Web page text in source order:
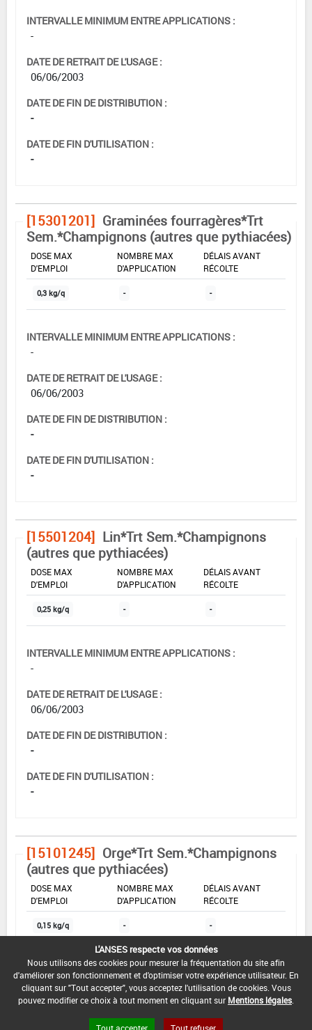
INTERVALLE MINIMUM ENTRE APPLICATIONS :
-
DATE DE RETRAIT DE L'USAGE :
06/06/2003
DATE DE FIN DE DISTRIBUTION :
-
DATE DE FIN D'UTILISATION :
-
[15301201] Graminées fourragères*Trt
Sem.*Champignons (autres que pythiacées)
DOSE MAX
D'EMPLOI
NOMBRE MAX
D'APPLICATION
DÉLAIS AVANT
RÉCOLTE
0,3 kg/q - -
INTERVALLE MINIMUM ENTRE APPLICATIONS :
-
DATE DE RETRAIT DE L'USAGE :
06/06/2003
DATE DE FIN DE DISTRIBUTION :
-
DATE DE FIN D'UTILISATION :
-
[15501204] Lin*Trt Sem.*Champignons
(autres que pythiacées)
DOSE MAX
D'EMPLOI
NOMBRE MAX
D'APPLICATION
DÉLAIS AVANT
RÉCOLTE
0,25 kg/q - -
INTERVALLE MINIMUM ENTRE APPLICATIONS :
-
DATE DE RETRAIT DE L'USAGE :
06/06/2003
DATE DE FIN DE DISTRIBUTION :
-
DATE DE FIN D'UTILISATION :
-
[15101245] Orge*Trt Sem.*Champignons
(autres que pythiacées)
DOSE MAX
D'EMPLOI
NOMBRE MAX
D'APPLICATION
DÉLAIS AVANT
RÉCOLTE
0,15 kg/q - -
INTERVALLE MINIMUM ENTRE APPLICATIONS :
-
L'ANSES respecte vos données
Nous utilisons des cookies pour mesurer la fréquentation du site afin
d'améliorer son fonctionnement et d'optimiser votre expérience utilisateur. En
cliquant sur "Tout accepter", vous acceptez l'utilisation de cookies. Vous
pouvez modifier ce choix à tout moment en cliquant sur Mentions légales